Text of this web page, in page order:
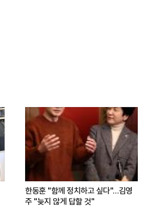
한동훈 "함께 정치하고 싶다"…김영
주 "늦지 않게 답할 것"